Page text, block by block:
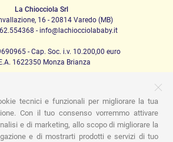
La Chiocciola Srl
16 - 20814 Varedo (MB)
- info@lachiocciolababy.it
- Cap. Soc. i.v. 10.200,00 euro
1622350 Monza Brianza
PRODOTTI
Auto A casa Pappa
Nanna
Abbigliamento Gioco
Gift card
tecnici e funzionali per migliorare la tua
Con il tuo consenso vorremmo attivare
e di marketing, allo scopo di migliorare la
e di mostrarti prodotti e servizi di tuo